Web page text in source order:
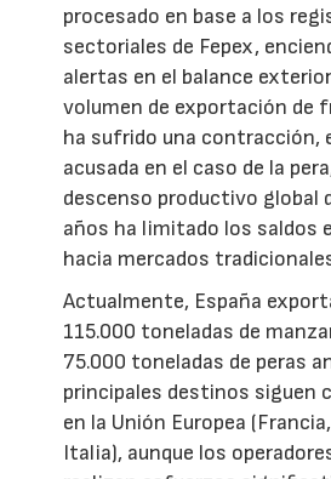
procesado en base a los
sectoriales de Fepex,
alertas en el balance
volumen de exportación de
ha sufrido una contracción,
acusada en el caso de la
descenso productivo global
años ha limitado los saldos
hacia mercados
Actualmente, España
115.000 toneladas de
75.000 toneladas de peras
principales destinos siguen
en la Unión Europea
Italia), aunque los